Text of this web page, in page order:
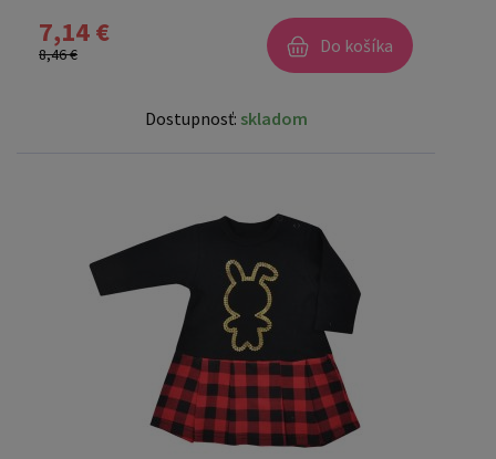
7,14 €
8,46 € Do košíka
Dostupnosť: skladom